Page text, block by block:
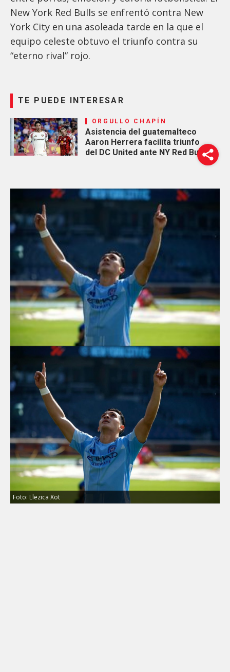
New York Red Bulls se enfrentó contra New
York City en una asoleada tarde en la que el
equipo celeste obtuvo el triunfo contra su
“eterno rival” rojo.
TE PUEDE INTERESAR
ORGULLO CHAPÍN
Asistencia del guatemalteco
Aaron Herrera facilita triunfo
del DC United ante NY Red Bulls
Foto: Llezica Xot